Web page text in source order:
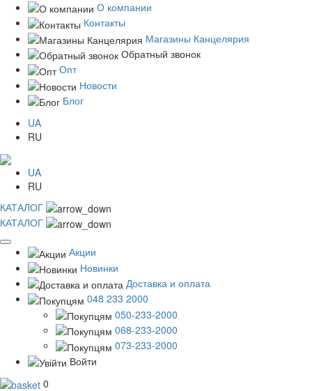
О компании
Контакты
Магазины Канцелярия
Обратный звонок
Опт
Новости
Блог
UA
RU
UA
RU
КАТАЛОГ
КАТАЛОГ
Акции
Новинки
Доставка и оплата
048 233 2000
050-233-2000
068-233-2000
073-233-2000
Войти
0